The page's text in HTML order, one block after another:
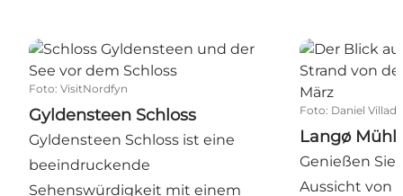
Gyldensteen Schloss
Foto: VisitNordfyn
Gyldensteen Schloss
Gyldensteen Schloss ist eine
beeindruckende
Sehenswürdigkeit mit einem
Langø Mühle
Foto: Daniel
Langø
Genießen Sie
Aussicht von